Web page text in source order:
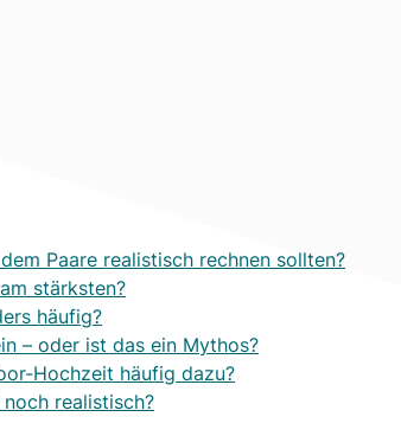
Paare realistisch rechnen sollten?
stärksten?
häufig?
– oder ist das ein Mythos?
Hochzeit häufig dazu?
realistisch?